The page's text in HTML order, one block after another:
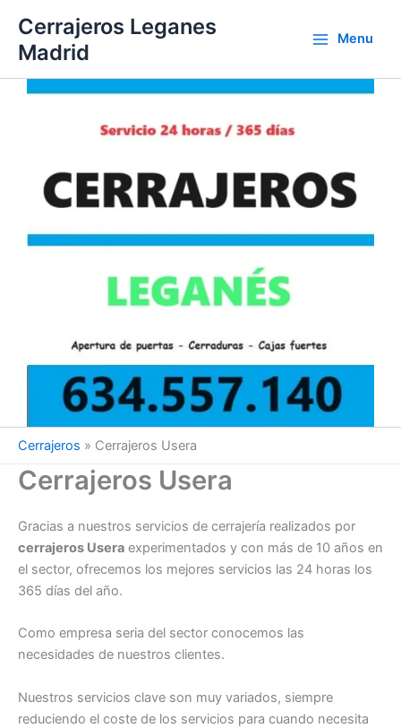
contenido
Cerrajeros Leganes
Madrid
Menu
Cerrajeros » Cerrajeros Usera
Cerrajeros Usera
Gracias a nuestros servicios de cerrajería realizados por
cerrajeros Usera experimentados y con más de 10 años en
el sector, ofrecemos los mejores servicios las 24 horas los
365 días del año.
Como empresa seria del sector conocemos las
necesidades de nuestros clientes.
Nuestros servicios clave son muy variados, siempre
reduciendo el coste de los servicios para cuando necesita